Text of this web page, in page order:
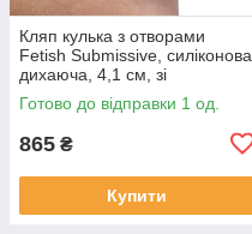
Кляп кулька з отворами
Fetish Submissive, силіконова
дихаюча, 4,1 см, зі
швидкознімною пряжкою
Готово до відправки 1 од.
865 ₴
Купити